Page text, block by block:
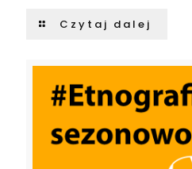
Czytaj dalej